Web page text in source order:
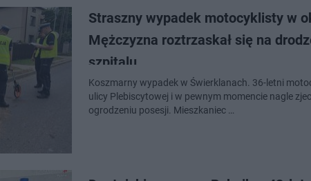
Straszny wypadek motocyklisty w
Mężczyzna roztrzaskał się na
szpitalu
Koszmarny wypadek w Świerklanach. 36-letni
ulicy Plebiscytowej i w pewnym momencie nagle
ogrodzeniu posesji. Mieszkaniec …